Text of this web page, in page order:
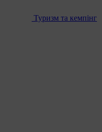
Туризм та кемпінг